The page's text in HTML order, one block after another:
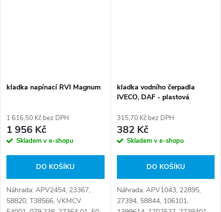
kladka napínací RVI Magnum
1 616,50 Kč bez DPH
1 956 Kč
Skladem v e-shopu
DO KOŠÍKU
Náhrada: APV2454, 23367,
58820, T38566, VKMCV
kladka vodního čerpadla
IVECO, DAF - plastová
315,70 Kč bez DPH
382 Kč
Skladem v e-shopu
DO KOŠÍKU
Náhrada: APV1043, 22895,
27394, 58844, 106101,